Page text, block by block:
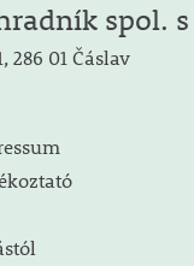
spol. s
286 01 Čáslav